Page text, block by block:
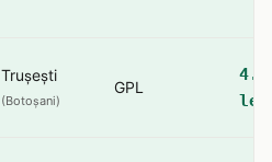
Trușești
(Botoșani)
GPL